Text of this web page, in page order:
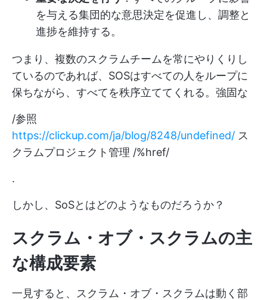
を与える集団的な意思決定を促進し、調整と
進捗を維持する。
つまり、複数のスクラムチームを常にやりくりし
ているのであれば、SOSはすべての人をループに
保ちながら、すべてを秩序立ててくれる。強固な
/参照
https://clickup.com/ja/blog/8248/undefined/ ス
クラムプロジェクト管理 /%href/
.
しかし、SoSとはどのようなものだろうか？
スクラム・オブ・スクラムの主
な構成要素
一見すると、スクラム・オブ・スクラムは動く部